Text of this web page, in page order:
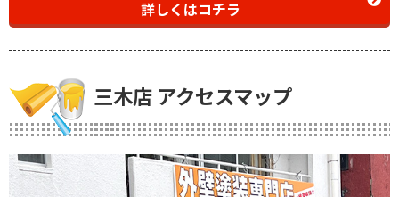
詳しくはコチラ
三木店 アクセスマップ